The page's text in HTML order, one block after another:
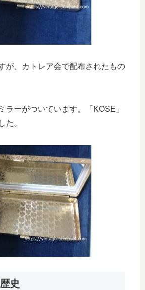
が、カトレア会で配布されたもの
ラーがついています。「KOSE」
た。
史